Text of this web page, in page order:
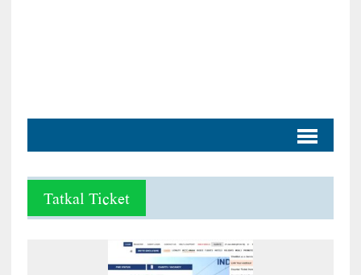
Tatkal Ticket